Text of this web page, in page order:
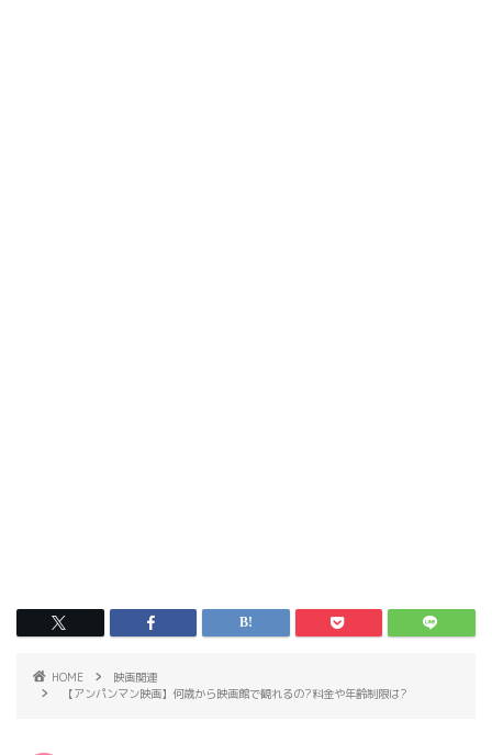
HOME
映画関連
【アンパンマン映画】何歳から映画館で観れるの?料金や年齢制限は?